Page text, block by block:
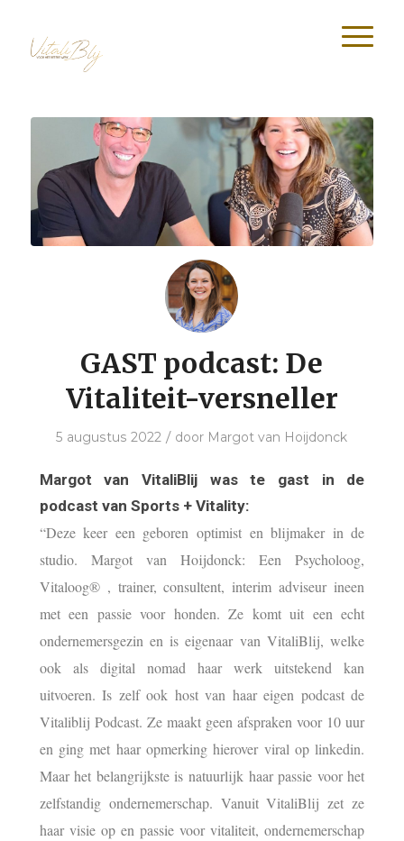
GAST podcast: De
Vitaliteit-versneller
5 augustus 2022 / door Margot van Hoijdonck
Margot van VitaliBlij was te gast in de
podcast van Sports + Vitality:
“Deze keer een geboren optimist en blijmaker in de
studio. Margot van Hoijdonck: Een Psycholoog,
Vitaloog® , trainer, consultent, interim adviseur ineen
met een passie voor honden. Ze komt uit een echt
ondernemersgezin en is eigenaar van VitaliBlij, welke
ook als digital nomad haar werk uitstekend kan
uitvoeren. Is zelf ook host van haar eigen podcast de
Vitaliblij Podcast. Ze maakt geen afspraken voor 10 uur
en ging met haar opmerking hierover viral op linkedin.
Maar het belangrijkste is natuurlijk haar passie voor het
zelfstandig ondernemerschap. Vanuit VitaliBlij zet ze
haar visie op en passie voor vitaliteit, ondernemerschap